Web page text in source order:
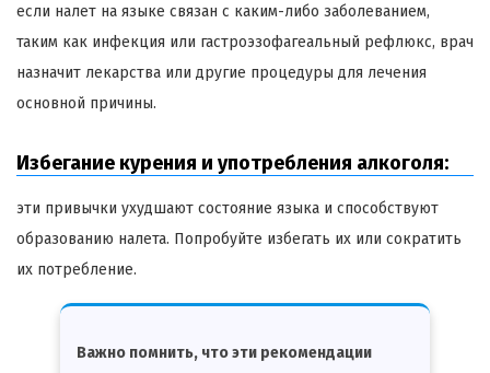
если налет на языке связан с каким-либо заболеванием,
таким как инфекция или гастроэзофагеальный рефлюкс, врач
назначит лекарства или другие процедуры для лечения
основной причины.
Избегание курения и употребления алкоголя:
эти привычки ухудшают состояние языка и способствуют
образованию налета. Попробуйте избегать их или сократить
их потребление.
Важно помнить, что эти рекомендации